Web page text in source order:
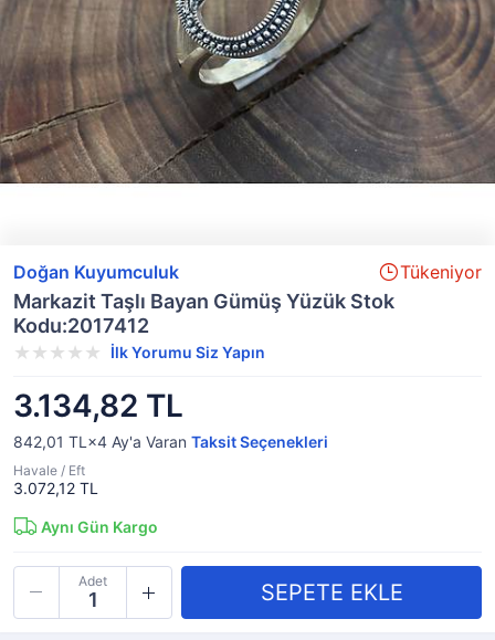
Doğan Kuyumculuk Tükeniyor
Markazit Taşlı Bayan Gümüş Yüzük Stok
Kodu:2017412
İlk Yorumu Siz Yapın
3.134,82 TL
842,01 TL×4 Ay'a Varan Taksit Seçenekleri
Havale / Eft
3.072,12 TL
Aynı Gün Kargo
Adet